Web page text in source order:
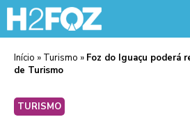
Início » Turismo » Foz do Iguaçu poderá
de Turismo
TURISMO